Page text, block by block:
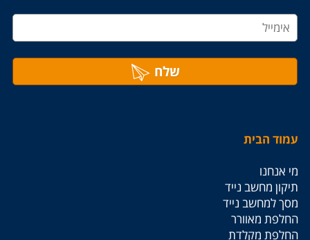
שלח
עמוד הבית
מי אנחנו
תיקון מחשב נייד
מסך למחשב נייד
החלפת מאוורר
החלפת מקלדת